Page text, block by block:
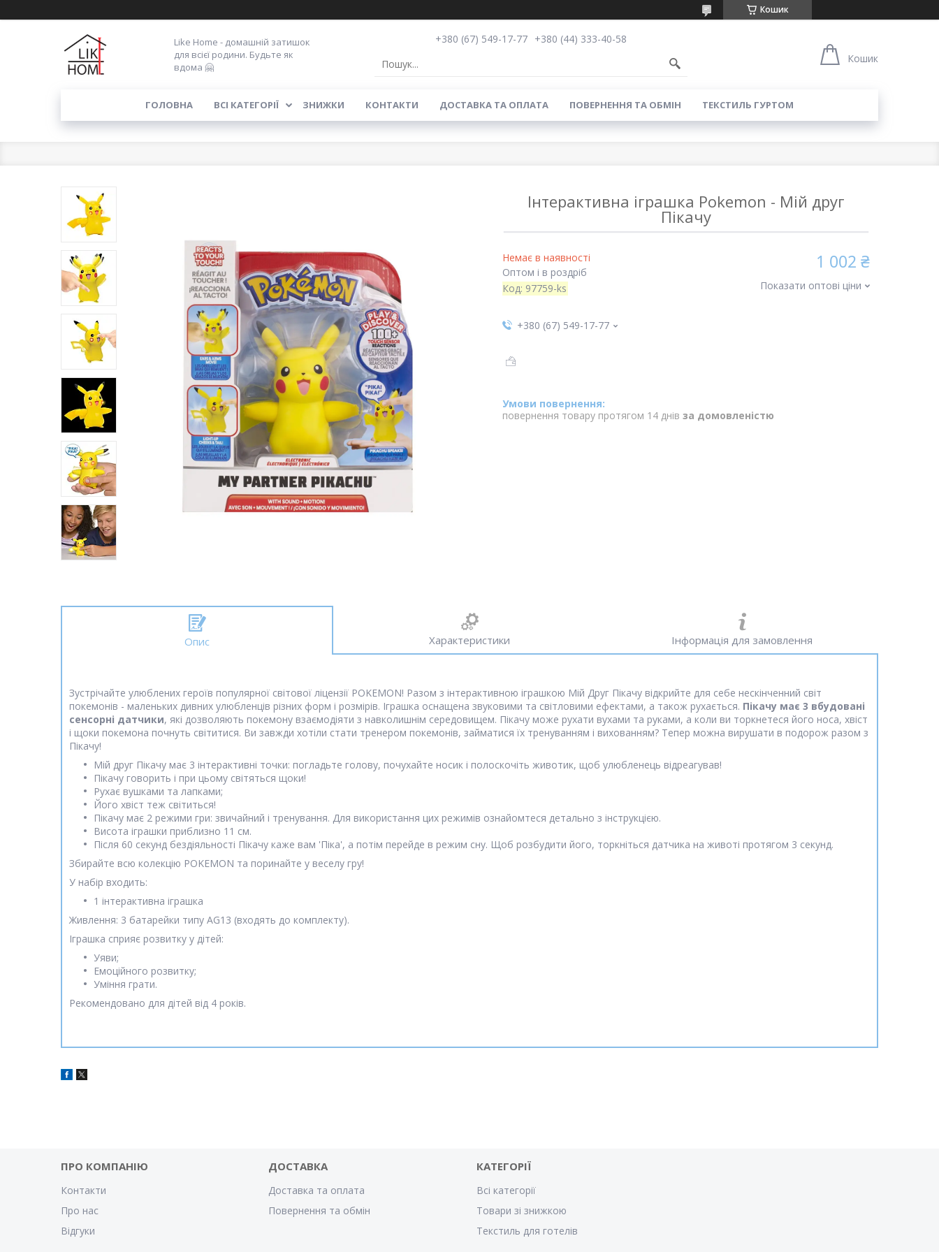
Кошик
Like Home - домашній затишок
для всієї родини. Будьте як
вдома 🤗
+380 (67) 549-17-77 +380 (44) 333-40-58
Кошик
ГОЛОВНА ВСІ КАТЕГОРІЇ ЗНИЖКИ КОНТАКТИ ДОСТАВКА ТА ОПЛАТА ПОВЕРНЕННЯ ТА ОБМІН ТЕКСТИЛЬ ГУРТОМ
Інтерактивна іграшка Pokemon - Мій друг
Пікачу
Немає в наявності
Оптом і в роздріб
Код: 97759-ks
1 002 ₴
Показати оптові ціни
+380 (67) 549-17-77
повернення товару протягом 14 днів за домовленістю
Опис Характеристики Інформація для замовлення
Зустрічайте улюблених героїв популярної світової ліцензії POKEMON! Разом з інтерактивною іграшкою Мій Друг Пікачу відкрийте для себе нескінченний світ
покемонів - маленьких дивних улюбленців різних форм і розмірів. Іграшка оснащена звуковими та світловими ефектами, а також рухається. Пікачу має 3 вбудовані
сенсорні датчики, які дозволяють покемону взаємодіяти з навколишнім середовищем. Пікачу може рухати вухами та руками, а коли ви торкнетеся його носа, хвіст
і щоки покемона почнуть світитися. Ви завжди хотіли стати тренером покемонів, займатися їх тренуванням і вихованням? Тепер можна вирушати в подорож разом з
Пікачу!
Мій друг Пікачу має 3 інтерактивні точки: погладьте голову, почухайте носик і полоскочіть животик, щоб улюбленець відреагував!
Пікачу говорить і при цьому світяться щоки!
Рухає вушками та лапками;
Його хвіст теж світиться!
Пікачу має 2 режими гри: звичайний і тренування. Для використання цих режимів ознайомтеся детально з інструкцією.
Висота іграшки приблизно 11 см.
Після 60 секунд бездіяльності Пікачу каже вам 'Піка', а потім перейде в режим сну. Щоб розбудити його, торкніться датчика на животі протягом 3 секунд.
Збирайте всю колекцію POKEMON та поринайте у веселу гру!
У набір входить:
1 інтерактивна іграшка
Живлення: 3 батарейки типу AG13 (входять до комплекту).
Іграшка сприяє розвитку у дітей:
Уяви;
Емоційного розвитку;
Уміння грати.
Рекомендовано для дітей від 4 років.
ПРО КОМПАНІЮ
Контакти
Про нас
Відгуки
ДОСТАВКА
Доставка та оплата
Повернення та обмін
КАТЕГОРІЇ
Всі категорії
Товари зі знижкою
Текстиль для готелів